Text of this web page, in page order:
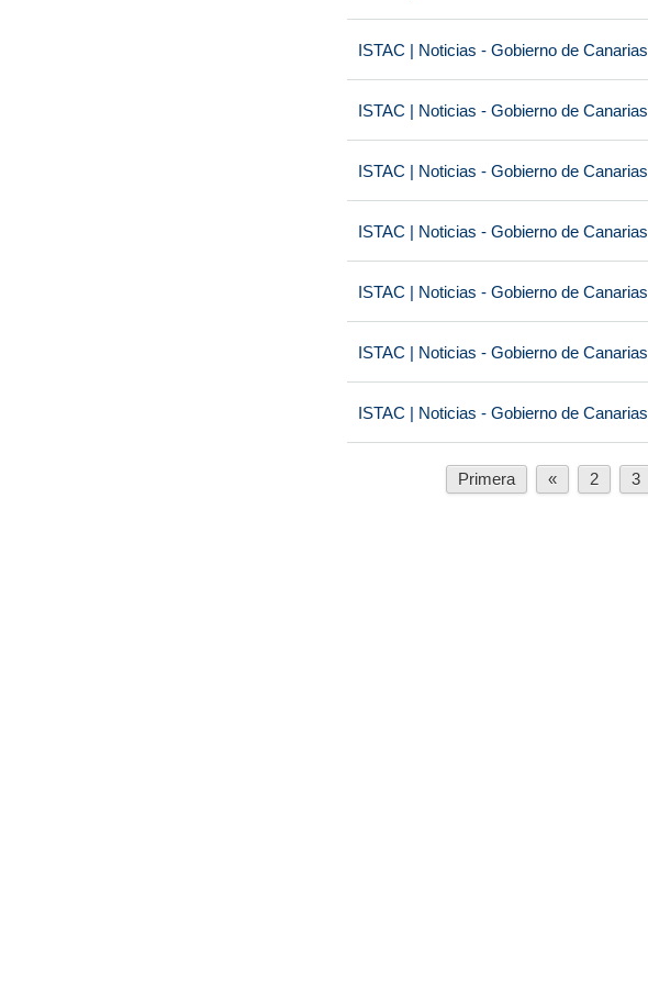
ISTAC | Noticias - Gobierno de Canarias
ISTAC | Noticias - Gobierno de Canarias
ISTAC | Noticias - Gobierno de Canarias
ISTAC | Noticias - Gobierno de Canarias
ISTAC | Noticias - Gobierno de Canarias
ISTAC | Noticias - Gobierno de Canarias
ISTAC | Noticias - Gobierno de Canarias
Primera « 2 3